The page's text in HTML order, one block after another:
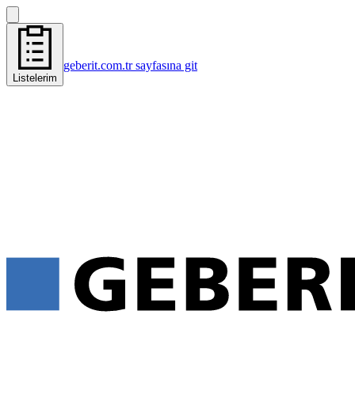
Listelerim
geberit.com.tr sayfasına git